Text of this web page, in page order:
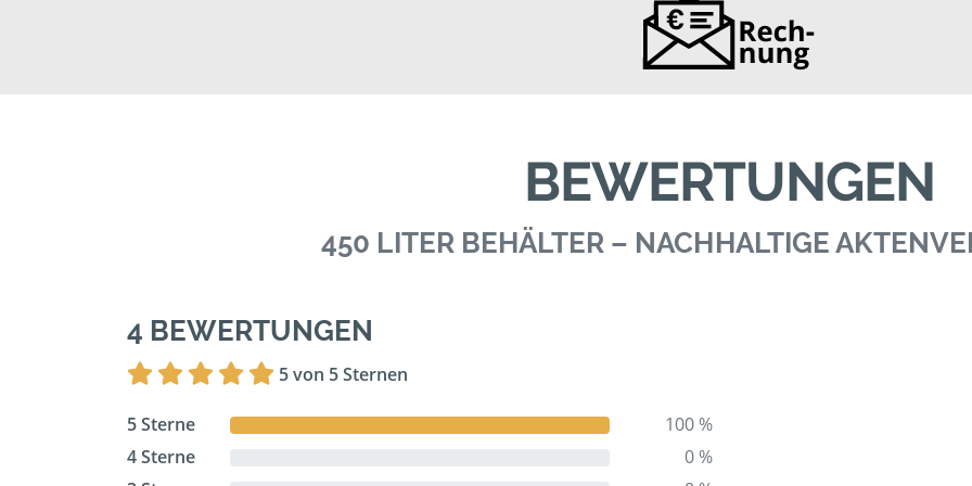
BEWERTUNGEN
450 LITER BEHÄLTER – NACHHALTIGE
4 BEWERTUNGEN
5 von 5 Sternen
5 Sterne
100 %
4 Sterne
0 %